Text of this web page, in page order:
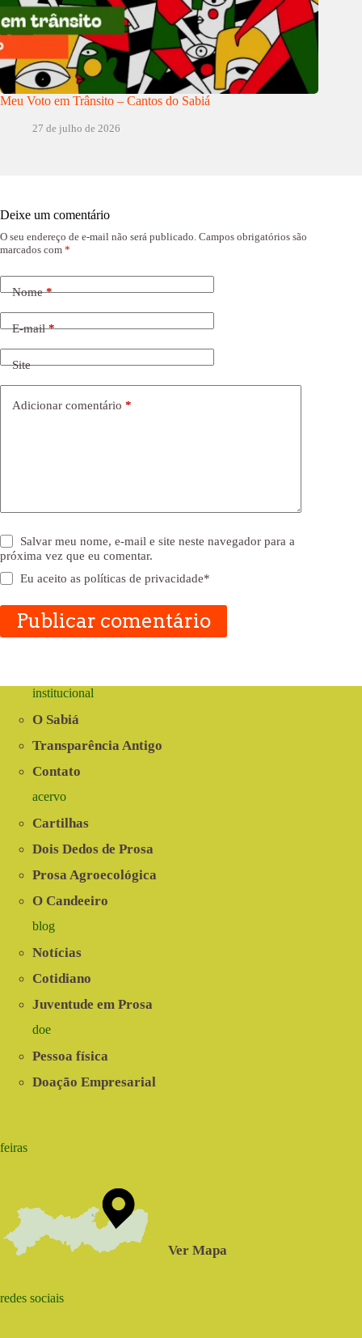
Meu Voto em Trânsito – Cantos do Sabiá
27 de julho de 2026
Deixe um comentário
O seu endereço de e-mail não será publicado. Campos obrigatórios são
marcados com *
Nome*
E-mail*
Site
Adicionar comentário *
Salvar meu nome, e-mail e site neste navegador para a
próxima vez que eu comentar.
Eu aceito aspolíticas de privacidade*
Publicar comentário
institucional
O Sabiá
Transparência Antigo
Contato
acervo
Cartilhas
Dois Dedos de Prosa
Prosa Agroecológica
O Candeeiro
blog
Notícias
Cotidiano
Juventude em Prosa
doe
Pessoa física
Doação Empresarial
feiras
Ver Mapa
redes sociais